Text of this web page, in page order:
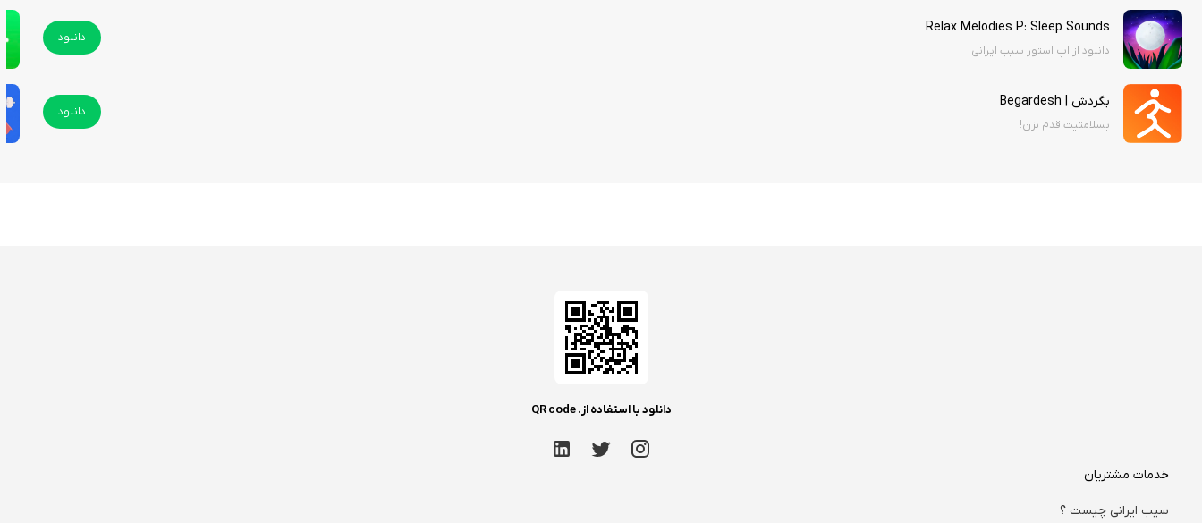
Relax Melodies P: Sleep Sounds
دانلود از اپ استور سیب ایرانی
دانلود
بگردش | Begardesh
بسلامتیت قدم بزن!
دانلود
دانلود با استفاده از. QR code
خدمات مشتریان
سیب ایرانی چیست ؟